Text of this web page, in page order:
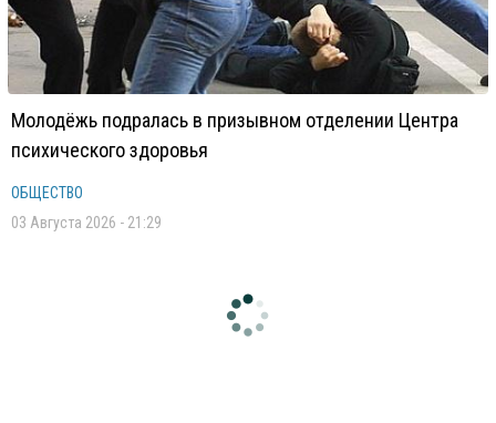
Молодёжь подралась в призывном отделении Центра
психического здоровья
ОБЩЕСТВО
03 Августа 2026 - 21:29